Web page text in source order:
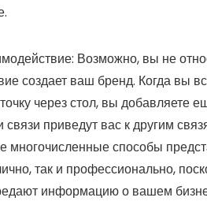
Возможно, вы не
создает ваш бренд. Когда вы
через стол, вы добавляете
связи приведут вас к другим
многочисленные способы
так и профессионально,
информацию о вашем